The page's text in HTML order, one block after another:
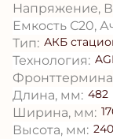
Напряжение,
Емкость С20,
Тип: АКБ
Технология:
Длина, мм: 482
Ширина, мм:
Высота, мм: 240